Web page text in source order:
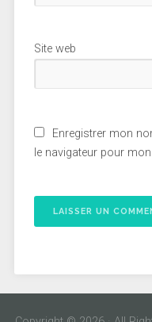
Site web
Enregistrer mon
le navigateur pour